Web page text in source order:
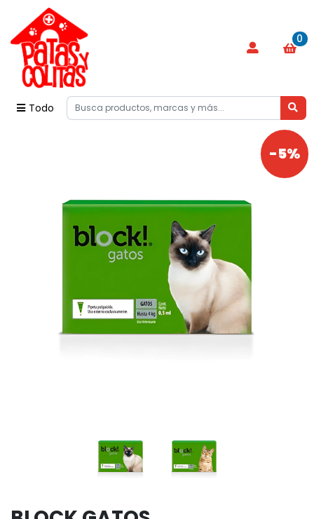
Todo
0
-5%